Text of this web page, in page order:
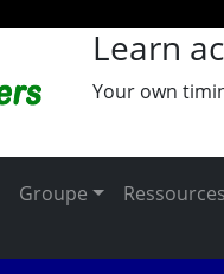
Learn
Your own
Groupe